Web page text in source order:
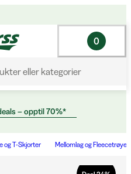
eller kategorier
0
– opptil 70%*
og T-Skjorter Mellomlag og Fleecetrøyer